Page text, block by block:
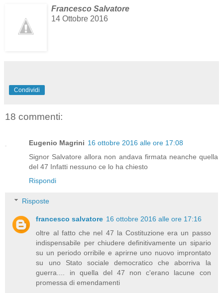
Francesco Salvatore
14 Ottobre 2016
Condividi
18 commenti:
Eugenio Magrini 16 ottobre 2016 alle ore 17:08
Signor Salvatore allora non andava firmata neanche quella
del 47 Infatti nessuno ce lo ha chiesto
Rispondi
Risposte
francesco salvatore 16 ottobre 2016 alle ore 17:16
oltre al fatto che nel 47 la Costituzione era un passo
indispensabile per chiudere definitivamente un sipario
su un periodo orribile e aprirne uno nuovo improntato
su uno Stato sociale democratico che aborriva la
guerra.... in quella del 47 non c'erano lacune con
promessa di emendamenti